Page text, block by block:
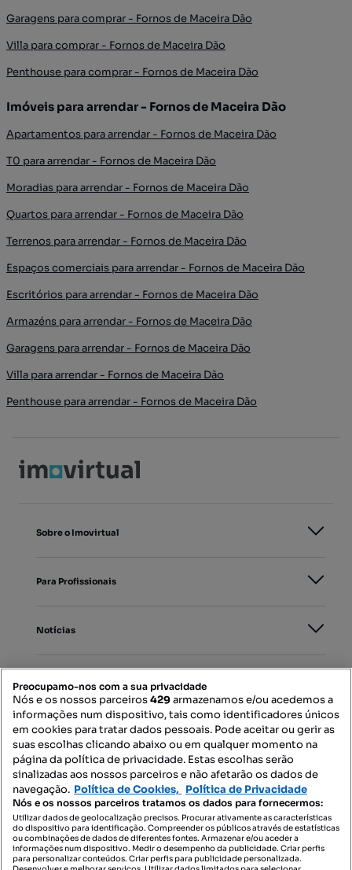
Garagens para comprar - Fornos de Maceira Dão
Villa para comprar - Fornos de Maceira Dão
Penthouse para comprar - Fornos de Maceira Dão
Imóveis para arrendar - Fornos de Maceira Dão
Apartamentos para arrendar - Fornos de Maceira Dão
T0 para arrendar - Fornos de Maceira Dão
Moradias para arrendar - Fornos de Maceira Dão
Quartos para arrendar - Fornos de Maceira Dão
Terrenos para arrendar - Fornos de Maceira Dão
Espaços comerciais para arrendar - Fornos de Maceira Dão
Escritórios para arrendar - Fornos de Maceira Dão
Armazéns para arrendar - Fornos de Maceira Dão
Garagens para arrendar - Fornos de Maceira Dão
Villa para arrendar - Fornos de Maceira Dão
Penthouse para arrendar - Fornos de Maceira Dão
Sobre o Imovirtual
Para Profissionais
Notícias
Mapa do Site
Contacte-nos
SIGA-NOS:
Preocupamo-nos com a sua privacidade
Nós e os nossos parceiros429armazenamos e/ou acedemos a
informações num dispositivo, tais como identificadores únicos
em cookies para tratar dados pessoais. Pode aceitar ou gerir as
suas escolhas clicando abaixo ou em qualquer momento na
página da política de privacidade. Estas escolhas serão
sinalizadas aos nossos parceiros e não afetarão os dados de
navegação. Política de Cookies, Política de Privacidade
Nós e os nossos parceiros tratamos os dados para fornecermos:
Utilizar dados de geolocalização precisos. Procurar ativamente as características
do dispositivo para identificação. Compreender os públicos através de estatísticas
ou combinações de dados de diferentes fontes. Armazenar e/ou aceder a
informações num dispositivo. Medir o desempenho da publicidade. Criar perfis
para personalizar conteúdos. Criar perfis para publicidade personalizada.